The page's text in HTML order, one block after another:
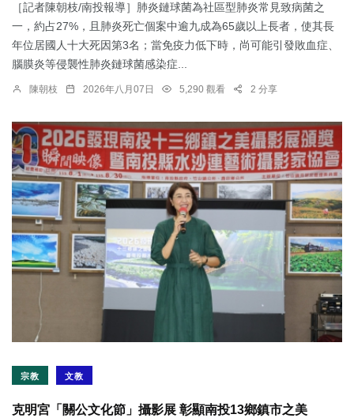
［記者陳朝枝/南投報導］肺炎鏈球菌為社區型肺炎常見致病菌之
一，約占27%，且肺炎死亡個案中逾九成為65歲以上長者，使其長
年位居國人十大死因第3名；當免疫力低下時，尚可能引發敗血症、
腦膜炎等侵襲性肺炎鏈球菌感染症...
陳朝枝 2026年八月07日 5,290 觀看 2 分享
宗教 文教
克明宮「關公文化節」攝影展 彰顯南投13鄉鎮市之美